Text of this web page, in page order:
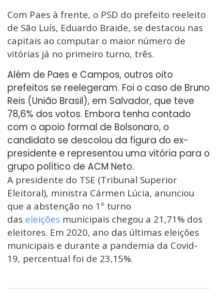
Com Paes à frente, o PSD do prefeito reeleito
de São Luís, Eduardo Braide, se destacou nas
capitais ao computar o maior número de
vitórias já no primeiro turno, três.
Além de Paes e Campos, outros oito
prefeitos se reelegeram. Foi o caso de Bruno
Reis (União Brasil), em Salvador, que teve
78,6% dos votos. Embora tenha contado
com o apoio formal de Bolsonaro, o
candidato se descolou da figura do ex-
presidente e representou uma vitória para o
grupo político de ACM Neto.
A presidente do TSE (Tribunal Superior
Eleitoral), ministra Cármen Lúcia, anunciou
que a abstenção no 1º turno
das eleições municipais chegou a 21,71% dos
eleitores. Em 2020, ano das últimas eleições
municipais e durante a pandemia da Covid-
19, percentual foi de 23,15%.